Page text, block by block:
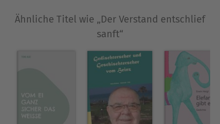
Ähnliche Titel wie „Der Verstand entschlief
sanft“